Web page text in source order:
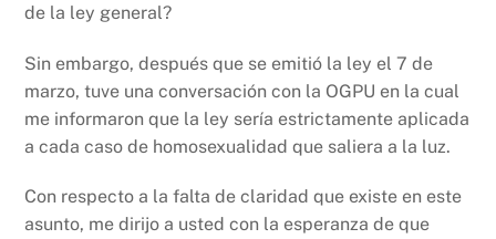
de la ley general?
Sin embargo, después que se emitió la ley el 7 de
marzo, tuve una conversación con la OGPU en la cual
me informaron que la ley sería estrictamente aplicada
a cada caso de homosexualidad que saliera a la luz.
Con respecto a la falta de claridad que existe en este
asunto, me dirijo a usted con la esperanza de que